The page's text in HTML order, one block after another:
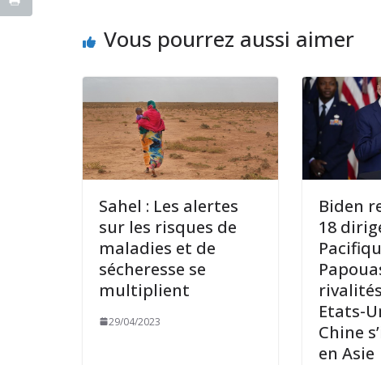
Vous pourrez aussi aimer
Sahel : Les alertes
sur les risques de
maladies et de
sécheresse se
multiplient
29/04/2023
Biden
18
Etats-
Chine
en Asie